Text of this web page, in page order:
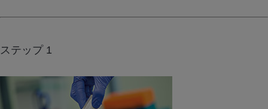
ステップ 1